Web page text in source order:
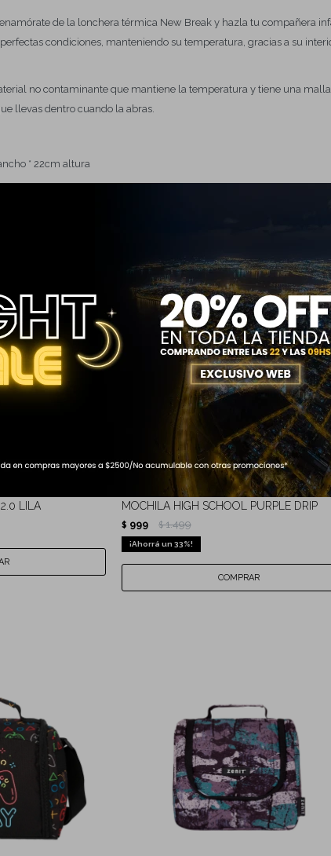
de la lonchera térmica New Break y hazla tu compañera
condiciones, manteniendo su temperatura, gracias a su
no contaminante que mantiene la temperatura y tiene una
llevas dentro cuando la abras.
* 22cm altura
LILA MOCHILA HIGH SCHOOL PURPLE DRIP
$ 999 $ 1.499
33